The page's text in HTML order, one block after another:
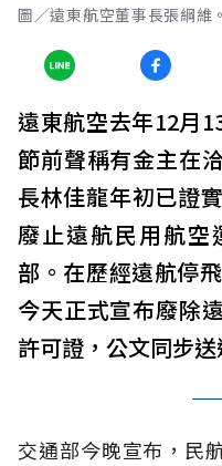
圖／遠東航空董事長張綱維
遠東航空去年12月
節前聲稱有金主在
長林佳龍年初已證
廢止遠航民用航空
部。在歷經遠航停
今天正式宣布廢除
許可證，公文同步送
交通部今晚宣布，民